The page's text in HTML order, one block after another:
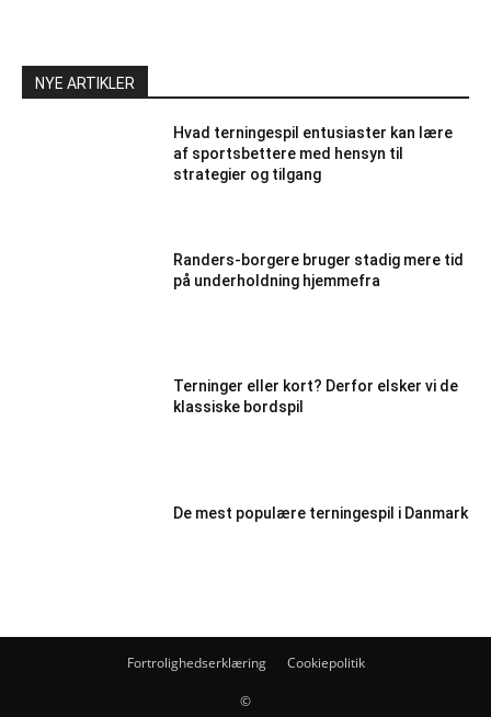
NYE ARTIKLER
Hvad terningespil entusiaster kan lære
af sportsbettere med hensyn til
strategier og tilgang
Randers-borgere bruger stadig mere tid
på underholdning hjemmefra
Terninger eller kort? Derfor elsker vi de
klassiske bordspil
De mest populære terningespil i Danmark
Fortrolighedserklæring Cookiepolitik
©